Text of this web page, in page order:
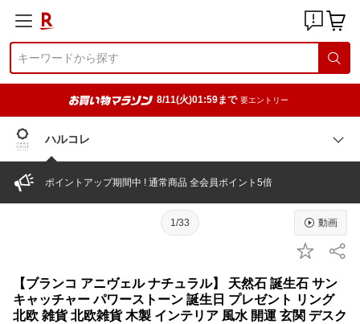
8/11(火)01:59まで 要エントリー
ハルコレ
ポイントアップ期間中 ! 通常商品 全会員ポイント5倍
1/33 動画
【ブランコ アニヴェル ナチュラル】 天然石 誕生石 サン
キャッチャー パワーストーン 誕生日 プレゼント リング
北欧 雑貨 北欧雑貨 木製 インテリア 風水 開運 玄関 デスク